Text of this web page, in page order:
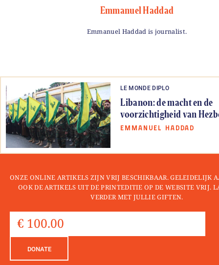
Emmanuel Haddad
Emmanuel Haddad is journalist.
LE MONDE DIPLO
Libanon: de macht en de
voorzichtigheid van
EMMANUEL HADDAD
ONZE ONLINE ARTIKELS ZIJN VRIJ BESCHIKBAAR. GELEIDELIJK
OOK DE ARTIKELS UIT DE PRINTEDITIE OP DE WEBSITE VRIJ.
VERDER MET JULLIE GIFTEN.
DONATE